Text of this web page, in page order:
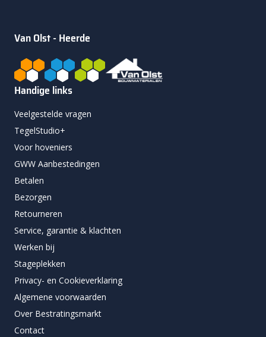
Van Olst - Heerde
Handige links
Veelgestelde vragen
TegelStudio+
Voor hoveniers
GWW Aanbestedingen
Betalen
Bezorgen
Retourneren
Service, garantie & klachten
Werken bij
Stageplekken
Privacy- en Cookieverklaring
Algemene voorwaarden
Over Bestratingsmarkt
Contact